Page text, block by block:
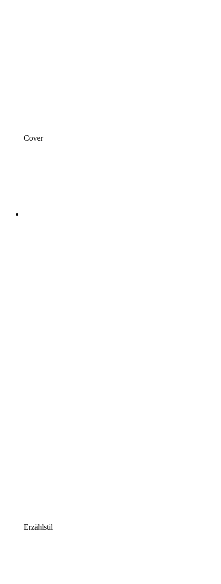
Cover
Erzählstil